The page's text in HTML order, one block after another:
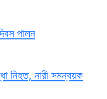
পালন
নিহত, নারী সমন্বয়ক